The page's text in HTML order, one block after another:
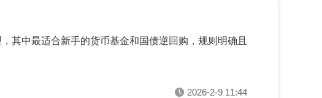
其中最适合新手的货币基金和国债逆回购，规则明确且
2026-2-9 11:44